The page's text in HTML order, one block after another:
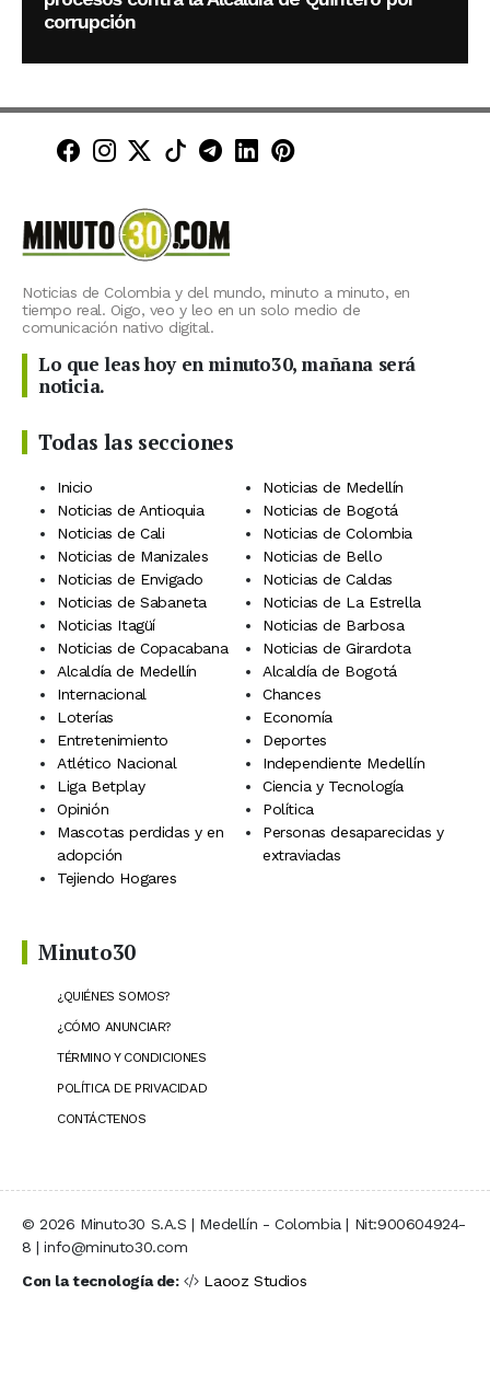
corrupción
Minuto30 en Facebook
Minuto30 en Instagram
Minuto30 en X (Twitter)
Minuto30 en TikTok
Canal de Minuto30 en
Minuto30 en LinkedIn
Minuto30 en
Noticias de Colombia y del mundo, minuto a minuto, en
tiempo real. Oigo, veo y leo en un solo medio de
comunicación nativo digital.
Lo que leas hoy en minuto30, mañana será
noticia.
Todas las secciones
Inicio
Noticias de Medellín
Noticias de Antioquia
Noticias de Bogotá
Noticias de Cali
Noticias de Colombia
Noticias de Manizales
Noticias de Bello
Noticias de Envigado
Noticias de Caldas
Noticias de Sabaneta
Noticias de La Estrella
Noticias Itagüí
Noticias de Barbosa
Noticias de Copacabana
Noticias de Girardota
Alcaldía de Medellín
Alcaldía de Bogotá
Internacional
Chances
Loterías
Economía
Entretenimiento
Deportes
Atlético Nacional
Independiente Medellín
Liga Betplay
Ciencia y Tecnología
Opinión
Política
Mascotas perdidas y en
adopción
Personas desaparecidas y
extraviadas
Tejiendo Hogares
Minuto30
¿QUIÉNES SOMOS?
¿CÓMO ANUNCIAR?
TÉRMINO Y CONDICIONES
POLÍTICA DE PRIVACIDAD
CONTÁCTENOS
© 2026 Minuto30 S.A.S | Medellín - Colombia | Nit:900604924-
8 | info@minuto30.com
Con la tecnología de:
Laooz Studios